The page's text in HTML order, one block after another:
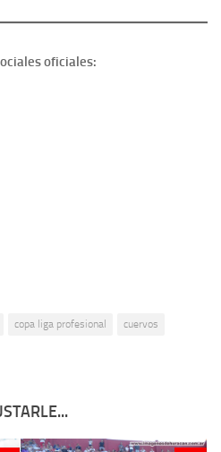
oficiales:
copa liga profesional
cuervos